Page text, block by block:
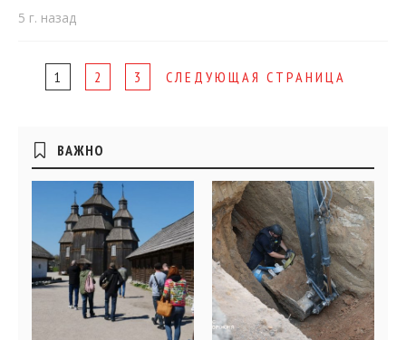
5 г. назад
Page
1 2 3 СЛЕДУЮЩАЯ СТРАНИЦА
Боковые
виджеты
ВАЖНО